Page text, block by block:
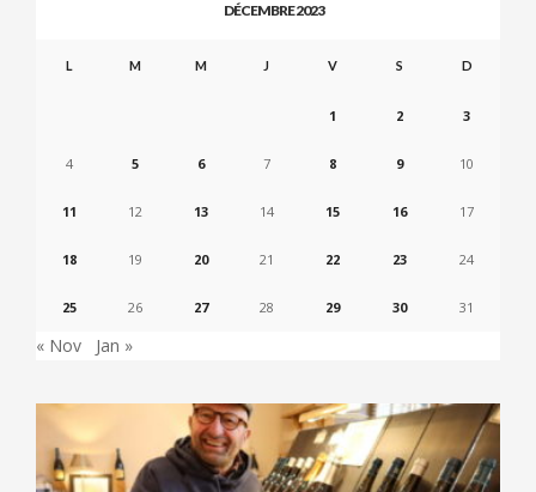
DÉCEMBRE 2023
L M M J V S D
1 2 3
4 5 6 7 8 9 10
11 12 13 14 15 16 17
18 19 20 21 22 23 24
25 26 27 28 29 30 31
« Nov Jan »